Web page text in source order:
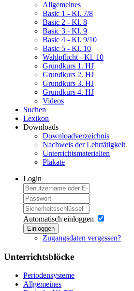
Allgemeines
Basic 1 - Kl. 7/8
Basic 2 - Kl. 8
Basic 3 - Kl. 9
Basic 4 - Kl. 9/10
Basic 5 - Kl. 10
Wahlpflicht - Kl. 10
Grundkurs 1. HJ
Grundkurs 2. HJ
Grundkurs 3. HJ
Grundkurs 4. HJ
Videos
Suchen
Lexikon
Downloads
Downloadverzeichnis
Nachweis der Lehrtätigkeit
Unterrichtsmaterialien
Plakate
Login
Automatisch einloggen
Einloggen
Zugangsdaten vergessen?
Unterrichtsblöcke
Periodensysteme
Allgemeines